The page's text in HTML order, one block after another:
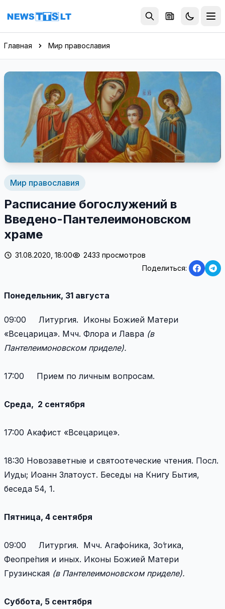
Перейти к содержимому
Главная Мир православия
Мир православия
Расписание богослужений в
Введено-Пантелеимоновском
храме
31.08.2020, 18:00
2433 просмотров
Поделиться:
Понедельник, 31 августа
09:00 Литургия. Иконы Божией Матери
«Всецарица». Мчч. Флора и Лавра (в
Пантелеимоновском приделе).
17:00 Прием по личным вопросам.
Среда, 2 сентября
17:00 Акафист «Всецарице».
18:30 Новозаветные и святоотеческие чтения. Посл.
Иуды; Иоанн Златоуст. Беседы на Книгу Бытия,
беседа 54, 1.
Пятница, 4 сентября
09:00 Литургия. Мчч. Агафо́ника, Зо́тика,
Феопре́пия и иных. Иконы Божией Матери
Грузинская (в Пантелеимоновском приделе).
Суббота, 5 сентября